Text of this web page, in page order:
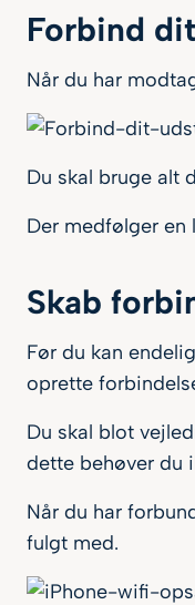
Forbind
Når du har
Du skal bruge alt
Der medfølger
Skab
Før du kan
oprette
Du skal blot
dette behøver du
Når du har
fulgt med.